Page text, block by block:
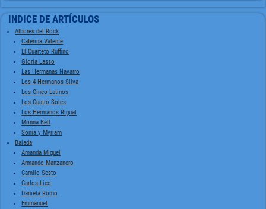
INDICE DE ARTÍCULOS
Albores del Rock
Caterina Valente
El Cuarteto Ruffino
Gloria Lasso
Las Hermanas Navarro
Los 4 Hermanos Silva
Los Cinco Latinos
Los Cuatro Soles
Los Hermanos Rigual
Monna Bell
Sonia y Myriam
Balada
Amanda Miguel
Armando Manzanero
Camilo Sesto
Carlos Lico
Daniela Romo
Emmanuel